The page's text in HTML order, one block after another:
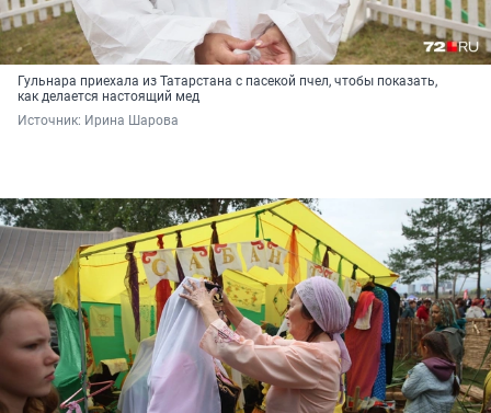
Гульнара приехала из Татарстана с пасекой пчел, чтобы показать,
как делается настоящий мед
Источник: Ирина Шарова